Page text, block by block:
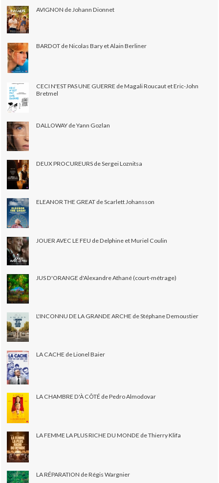
AVIGNON de Johann Dionnet
BARDOT de Nicolas Bary et Alain Berliner
CECI N'EST PAS UNE GUERRE de Magali Roucaut et Eric-John
Bretmel
DALLOWAY de Yann Gozlan
DEUX PROCUREURS de Sergei Loznitsa
ELEANOR THE GREAT de Scarlett Johansson
JOUER AVEC LE FEU de Delphine et Muriel Coulin
JUS D'ORANGE d'Alexandre Athané (court-métrage)
L'INCONNU DE LA GRANDE ARCHE de Stéphane Demoustier
LA CACHE de Lionel Baier
LA CHAMBRE D'À CÔTÉ de Pedro Almodovar
LA FEMME LA PLUS RICHE DU MONDE de Thierry Klifa
LA RÉPARATION de Régis Wargnier